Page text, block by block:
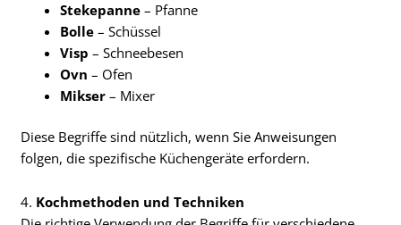
Stekepanne – Pfanne
Bolle – Schüssel
Visp – Schneebesen
Ovn – Ofen
Mikser – Mixer
Diese Begriffe sind nützlich, wenn Sie Anweisungen
folgen, die spezifische Küchengeräte erfordern.
4. Kochmethoden und Techniken